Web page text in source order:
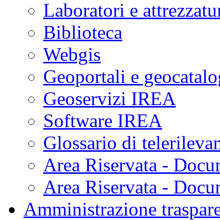
Laboratori e
Biblioteca
Webgis
Geoportali e
Geoservizi IREA
Software IREA
Glossario di
Area Riservata -
Area Riservata -
Amministrazione